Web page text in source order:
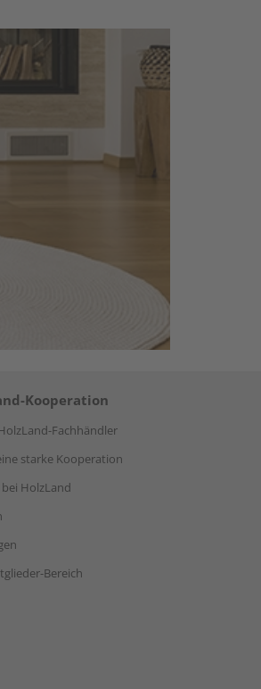
Kooperation
Fachhändler
starke Kooperation
HolzLand
Bereich